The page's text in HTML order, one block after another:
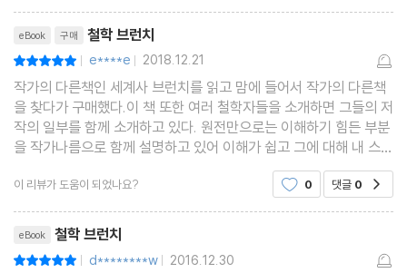
4th Brunch Time _ 애지자의 최후
악법도 법은 아니지만 / 소크라테스가 사형 선고를 받은 진짜 이유
Chapter 2 유토피아의 꿈과 이성의 도서관
메인 브런치: 플라톤, 아리스토텔레스
『니코마코스 윤리학』
eBook 구매 철학 브런치
| e****e | 2018.12.21
작가의 다른책인 세계사 브런치를 읽고 맘에 들어서 작가의 다른책
을 찾다가 구매했다.이 책 또한 여러 철학자들을 소개하면 그들의 저
작의 일부를 함께 소개하고 있다. 원전만으로는 이해하기 힘든 부분
을 작가나름으로 함께 설명하고 있어 이해가 쉽고 그에 대해 내 스스
로 생각해보게 된다. 책을 읽으며 철학이란게 어렵지만은 않다는걸
알게 되어 더 가까워진 느낌이다. 철학에 관심
이 리뷰가 도움이 되었나요? 0 댓글 0
eBook 철학 브런치
| d********w | 2016.12.30